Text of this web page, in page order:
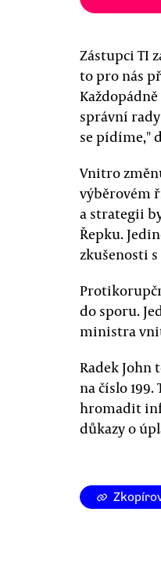
Zástupci TI
to pro nás
správní
se pídíme,"
Vnitro
výběrovém
a strategii
Řepku.
zkušenosti
do sporu.
ministra
Radek John
na číslo 199.
hromadit
důkazy o